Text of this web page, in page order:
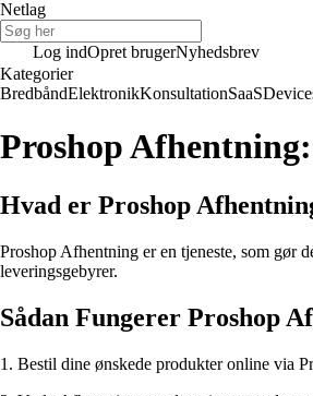
Netlag
Log indOpret brugerNyhedsbrev
Kategorier
BredbåndElektronikKonsultationSaaS
Proshop
Hvad er Proshop
Proshop Afhentning er en tjeneste, som gør
leveringsgebyrer.
Sådan Fungerer Proshop
1. Bestil dine ønskede produkter online via